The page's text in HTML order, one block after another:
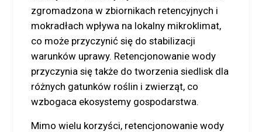
zgromadzona w zbiornikach retencyjnych i
mokradłach wpływa na lokalny mikroklimat,
co może przyczynić się do stabilizacji
warunków uprawy. Retencjonowanie wody
przyczynia się także do tworzenia siedlisk dla
różnych gatunków roślin i zwierząt, co
wzbogaca ekosystemy gospodarstwa.
Mimo wielu korzyści, retencjonowanie wody